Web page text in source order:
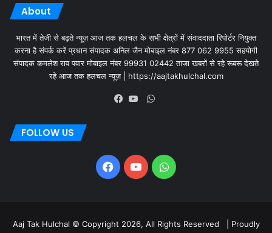
About
भारत में तेजी से बढ़ते न्यूज़ आज तक हलचल के सभी क्षेत्रों में संवाददाता रिपोर्टर नियुक्त
करना है संपर्क करें प्रधान संपादक अनिल जैन मोबाइल नंबर 877 062 9955 सहयोगी
संपादक कमलेश राव पवार मोबाइल नंबर 99931 02442 ताजा खबरों से रहे रूबरू देखते
रहे आज तक हलचल न्यूज़ | https://aajtakhulchal.com
FOLLOW US
Aaj Tak Hulchal © Copyright 2026, All Rights Reserved | Proudly